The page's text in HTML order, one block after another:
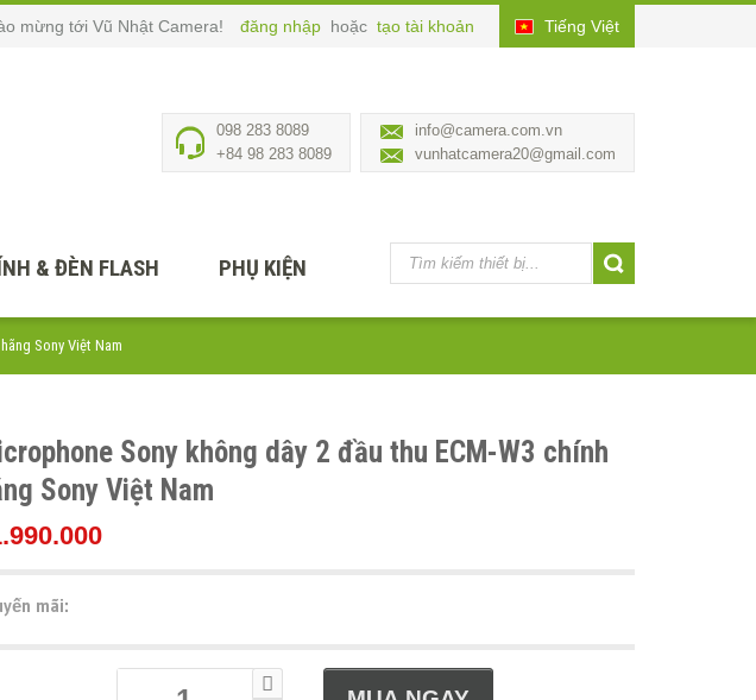
Tiếng Việt
mừng tới Vũ Nhật Camera! đăng nhập hoặc tạo tài khoản
info@camera.com.vn
vunhatcamera20@gmail.com
098 283 8089
+84 98 283 8089
& ĐÈN FLASH PHỤ KIỆN
Sony Việt Nam
Sony không dây 2 đầu thu ECM-W3 chính
Sony Việt Nam
mãi: